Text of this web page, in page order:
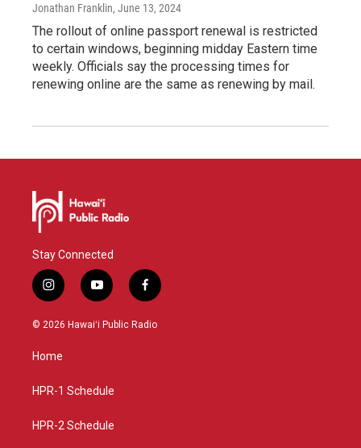
Jonathan Franklin, June 13, 2024
The rollout of online passport renewal is restricted
to certain windows, beginning midday Eastern time
weekly. Officials say the processing times for
renewing online are the same as renewing by mail.
Stay Connected
i
n
s
g
a
y
o
u
f
a
c
© 2026 Hawaiʻi Public Radio
Home
HPR-1 Schedule
HPR-2 Schedule